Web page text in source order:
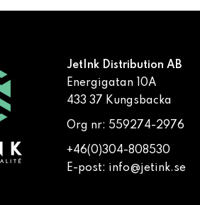
JetInk Distribution AB
Energigatan 10A
433 37 Kungsbacka
Org nr: 559274-2976
+46(0)304-808530
E-post: info@jetink.se